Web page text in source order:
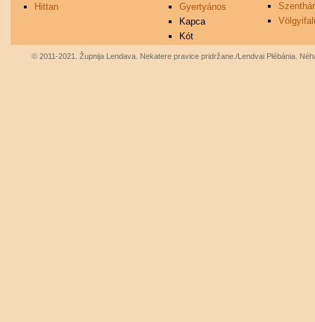
Hittan
Gyertyános
Kapca
Kót
© 2011-2021. Župnija Lendava. Nekatere pravice pridržane./Lendvai Plébánia.